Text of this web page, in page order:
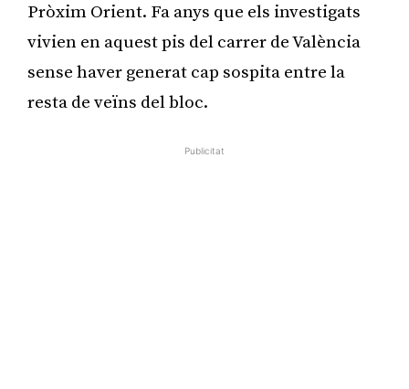
Pròxim Orient. Fa anys que els investigats
vivien en aquest pis del carrer de València
sense haver generat cap sospita entre la
resta de veïns del bloc.
Publicitat